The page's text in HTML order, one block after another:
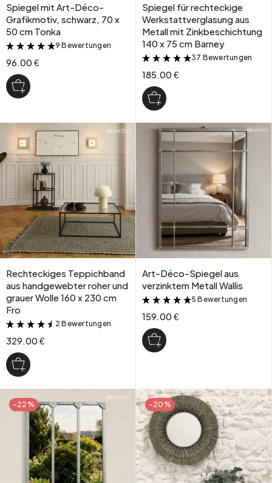
Spiegel mit Art-Déco-
Grafikmotiv, schwarz, 70 x
50 cm Tonka
&
9 Bewertungen
96.00 €
Spiegel für rechteckige
Werkstattverglasung aus
Metall mit Zinkbeschichtung
140 x 75 cm Barney
&
37 Bewertungen
185.00 €
Rechteckiges Teppichband
aus handgewebter roher und
grauer Wolle 160 x 230 cm
Fro
&
2 Bewertungen
329.00 €
Art-Déco-Spiegel aus
verzinktem Metall Wallis
&
5 Bewertungen
159.00 €
-22% -20%